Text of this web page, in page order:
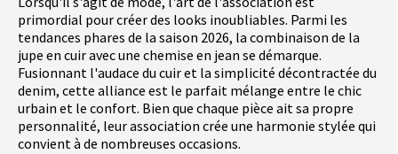
primordial pour créer des looks inoubliables. Parmi les
tendances phares de la saison 2026, la combinaison de la
jupe en cuir avec une chemise en jean se démarque.
Fusionnant l'audace du cuir et la simplicité décontractée du
denim, cette alliance est le parfait mélange entre le chic
urbain et le confort. Bien que chaque pièce ait sa propre
personnalité, leur association crée une harmonie stylée qui
convient à de nombreuses occasions.